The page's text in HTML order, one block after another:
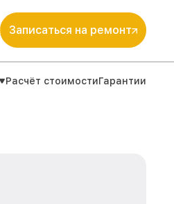
Записаться на ремонт
Расчёт стоимостиГарантии